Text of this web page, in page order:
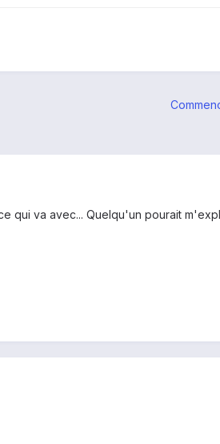
qui va avec... Quelqu'un pourait